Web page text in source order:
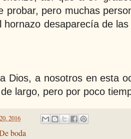
probar, pero muchas
hornazo desaparecía de
Dios, a nosotros en esta
largo, pero por poco
2016
boda